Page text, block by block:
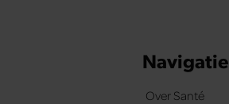
Navigatie
Over Santé